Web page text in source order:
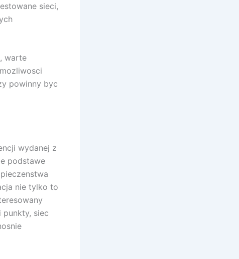
sieci,
warte
powinny byc
wydanej z
podstawe
nie tylko to
siec